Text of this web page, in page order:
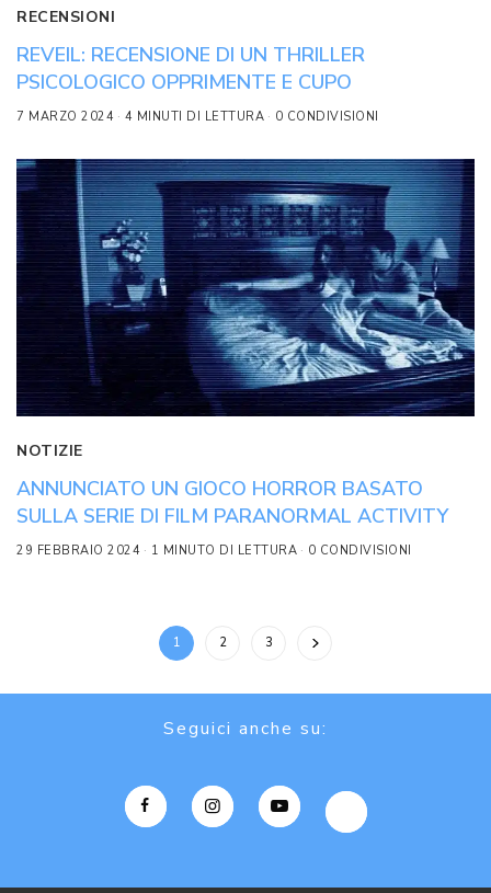
RECENSIONI
REVEIL: RECENSIONE DI UN THRILLER
PSICOLOGICO OPPRIMENTE E CUPO
7 MARZO 2024 4 MINUTI DI LETTURA 0 CONDIVISIONI
NOTIZIE
ANNUNCIATO UN GIOCO HORROR BASATO
SULLA SERIE DI FILM PARANORMAL ACTIVITY
29 FEBBRAIO 2024 1 MINUTO DI LETTURA 0 CONDIVISIONI
1 2 3
Seguici anche su: